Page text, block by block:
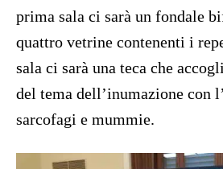
prima sala ci sarà un fondale
quattro vetrine contenenti i
sala ci sarà una teca che
del tema dell’inumazione con
sarcofagi e mummie.